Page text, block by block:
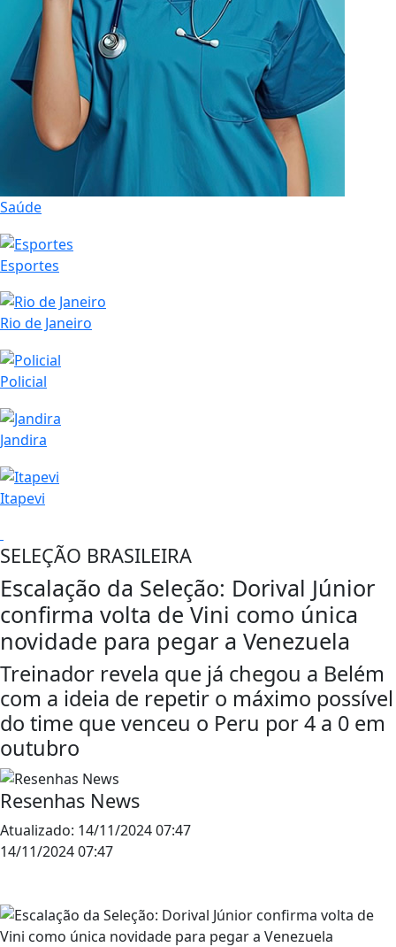
Saúde
Esportes
Rio de Janeiro
Policial
Jandira
Itapevi
SELEÇÃO BRASILEIRA
Escalação da Seleção: Dorival Júnior
confirma volta de Vini como única
novidade para pegar a Venezuela
Treinador revela que já chegou a Belém
com a ideia de repetir o máximo possível
do time que venceu o Peru por 4 a 0 em
outubro
Resenhas News
Atualizado: 14/11/2024 07:47
14/11/2024 07:47